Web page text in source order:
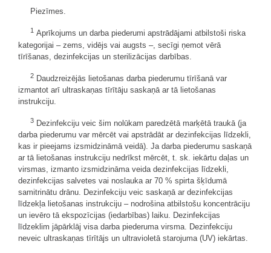
Piezīmes.
1 Aprīkojums un darba piederumi apstrādājami atbilstoši riska
kategorijai – zems, vidējs vai augsts –, secīgi ņemot vērā
tīrīšanas, dezinfekcijas un sterilizācijas darbības.
2 Daudzreizējās lietošanas darba piederumu tīrīšanā var
izmantot arī ultraskaņas tīrītāju saskaņā ar tā lietošanas
instrukciju.
3 Dezinfekciju veic šim nolūkam paredzētā marķētā traukā (ja
darba piederumu var mērcēt vai apstrādāt ar dezinfekcijas līdzekli,
kas ir pieejams izsmidzināmā veidā). Ja darba piederumu saskaņā
ar tā lietošanas instrukciju nedrīkst mērcēt, t. sk. iekārtu daļas un
virsmas, izmanto izsmidzināma veida dezinfekcijas līdzekli,
dezinfekcijas salvetes vai noslauka ar 70 % spirta šķīdumā
samitrinātu drānu. Dezinfekciju veic saskaņā ar dezinfekcijas
līdzekļa lietošanas instrukciju – nodrošina atbilstošu koncentrāciju
un ievēro tā ekspozīcijas (iedarbības) laiku. Dezinfekcijas
līdzeklim jāpārklāj visa darba piederuma virsma. Dezinfekciju
neveic ultraskaņas tīrītājs un ultravioletā starojuma (UV) iekārtas.